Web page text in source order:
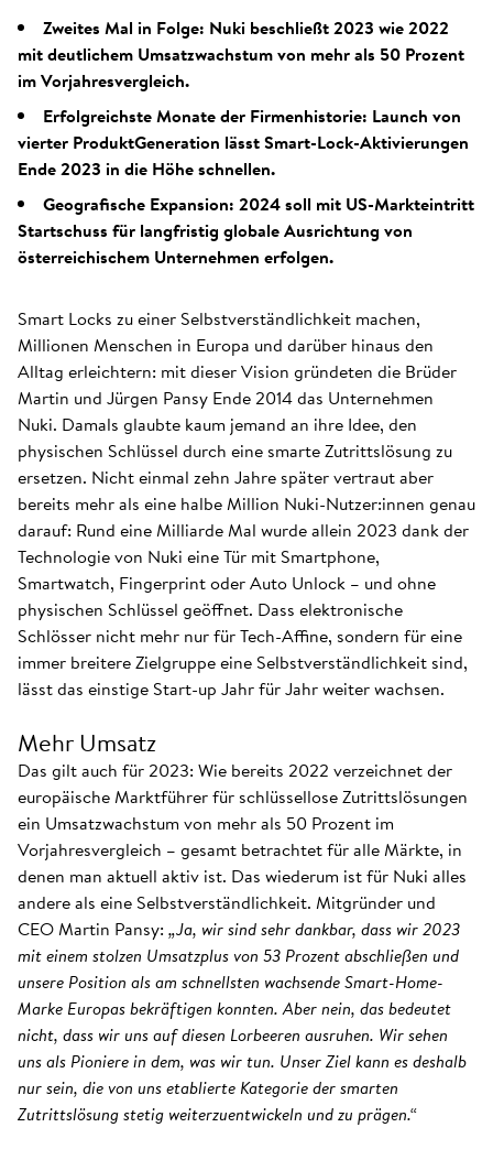
Zweites Mal in Folge: Nuki beschließt 2023 wie 2022
mit deutlichem Umsatzwachstum von mehr als 50 Prozent
im Vorjahresvergleich.
Erfolgreichste Monate der Firmenhistorie: Launch von
vierter ProduktGeneration lässt Smart-Lock-Aktivierungen
Ende 2023 in die Höhe schnellen.
Geografische Expansion: 2024 soll mit US-Markteintritt
Startschuss für langfristig globale Ausrichtung von
österreichischem Unternehmen erfolgen.
Smart Locks zu einer Selbstverständlichkeit machen,
Millionen Menschen in Europa und darüber hinaus den
Alltag erleichtern: mit dieser Vision gründeten die Brüder
Martin und Jürgen Pansy Ende 2014 das Unternehmen
Nuki. Damals glaubte kaum jemand an ihre Idee, den
physischen Schlüssel durch eine smarte Zutrittslösung zu
ersetzen. Nicht einmal zehn Jahre später vertraut aber
bereits mehr als eine halbe Million Nuki-Nutzer:innen genau
darauf: Rund eine Milliarde Mal wurde allein 2023 dank der
Technologie von Nuki eine Tür mit Smartphone,
Smartwatch, Fingerprint oder Auto Unlock – und ohne
physischen Schlüssel geöffnet. Dass elektronische
Schlösser nicht mehr nur für Tech-Affine, sondern für eine
immer breitere Zielgruppe eine Selbstverständlichkeit sind,
lässt das einstige Start-up Jahr für Jahr weiter wachsen.
Mehr Umsatz
Das gilt auch für 2023: Wie bereits 2022 verzeichnet der
europäische Marktführer für schlüssellose Zutrittslösungen
ein Umsatzwachstum von mehr als 50 Prozent im
Vorjahresvergleich – gesamt betrachtet für alle Märkte, in
denen man aktuell aktiv ist. Das wiederum ist für Nuki alles
andere als eine Selbstverständlichkeit. Mitgründer und
CEO Martin Pansy: „Ja, wir sind sehr dankbar, dass wir 2023
mit einem stolzen Umsatzplus von 53 Prozent abschließen und
unsere Position als am schnellsten wachsende Smart-Home-
Marke Europas bekräftigen konnten. Aber nein, das bedeutet
nicht, dass wir uns auf diesen Lorbeeren ausruhen. Wir sehen
uns als Pioniere in dem, was wir tun. Unser Ziel kann es deshalb
nur sein, die von uns etablierte Kategorie der smarten
Zutrittslösung stetig weiterzuentwickeln und zu prägen.“